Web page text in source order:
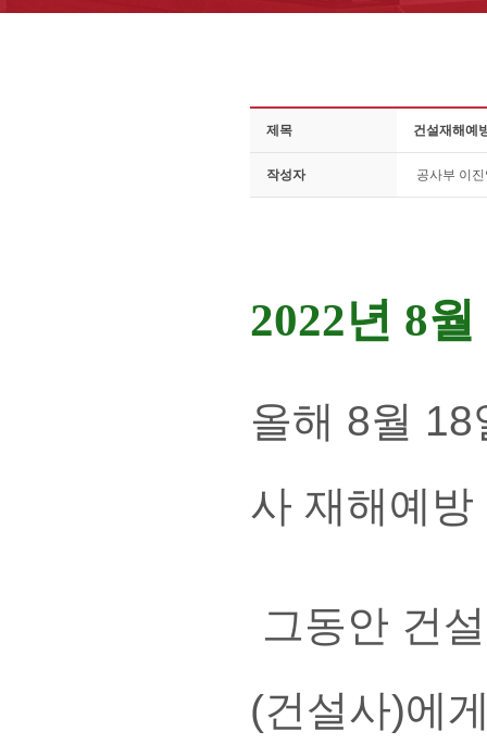
제목 건설재해예
작성자 공사부 이
2022년 8
올해 8월
사 재해예
그동안 건
(건설사)에